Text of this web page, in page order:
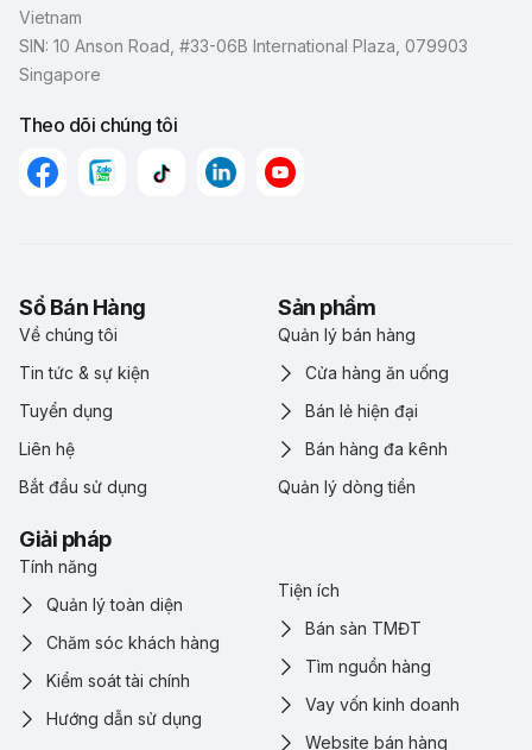
Vietnam
SIN: 10 Anson Road, #33-06B International Plaza, 079903
Singapore
Theo dõi chúng tôi
Sổ Bán Hàng
Về chúng tôi
Tin tức & sự kiện
Tuyển dụng
Liên hệ
Bắt đầu sử dụng
Sản phẩm
Quản lý bán hàng
Cửa hàng ăn uống
Bán lẻ hiện đại
Bán hàng đa kênh
Quản lý dòng tiền
Giải pháp
Tính năng
Quản lý toàn diện
Chăm sóc khách hàng
Kiểm soát tài chính
Hướng dẫn sử dụng
Tiện ích
Bán sàn TMĐT
Tìm nguồn hàng
Vay vốn kinh doanh
Website bán hàng